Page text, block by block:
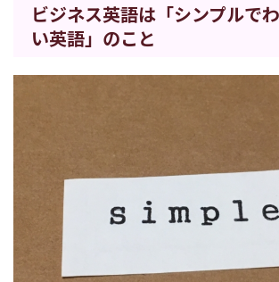
ビジネス英語は「シンプルで
い英語」のこと